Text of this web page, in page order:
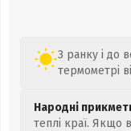
З ранку і до
термометрі
Народні
теплі краї. Якщо